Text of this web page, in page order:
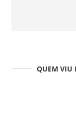
QUEM VIU